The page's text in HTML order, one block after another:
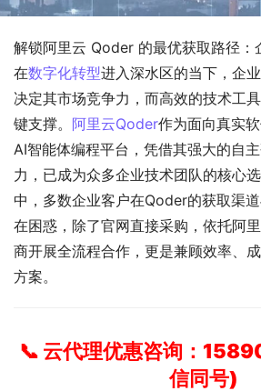
解锁阿里云 Qoder 的最优获取路径：
在数字化转型进入深水区的当下，企业
决定其市场竞争力，而高效的技术工
键支撑。 阿里云Qoder作为面向真实
AI智能体编程平台，凭借其强大的自
力，已成为众多企业技术团队的核心
中，多数企业客户在Qoder的获取渠
在困惑，除了官网直接采购，依托阿
商开展全流程合作，更是兼顾效率、
方案。
📞 云代理优惠咨询：
信同号)